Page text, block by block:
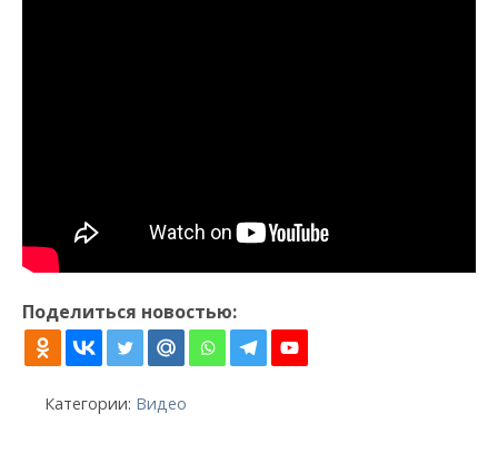
Поделиться новостью:
Категории: Видео